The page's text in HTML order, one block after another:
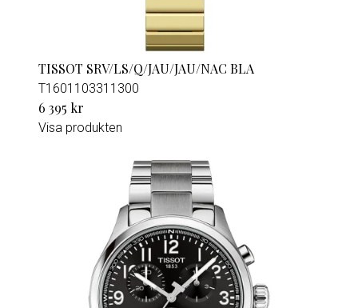
TISSOT SRV/LS/Q/JAU/JAU/NAC BLA
T1601103311300
6 395 kr
Visa produkten